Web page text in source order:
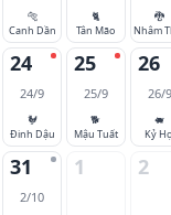
🐅
Canh Dần
🐈
Tân Mão
🐉
Nhâm
24
24/9
🐓
Đinh Dậu
25
25/9
🐕
Mậu Tuất
26
26/9
🐖
Kỷ
31
2/10
1 2